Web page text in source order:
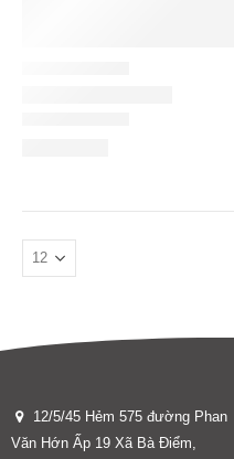
12/5/45 Hẻm 575 đường Phan
Văn Hớn Ấp 19 Xã Bà Điểm,